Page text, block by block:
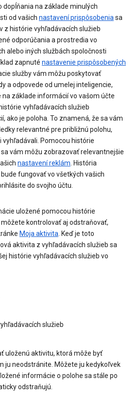
na základe minulých
od vašich nastavení prispôsobeniasa
z histórie vyhľadávacích služieb
odporúčania a prostredia vo
alebo iných službách spoločnosti
zapnuté nastavenie prispôsobených
služby vám môžu poskytovať
a odpovede od umelej inteligencie,
na základe informácií vo vašom účte
vyhľadávacích služieb
ako je poloha. To znamená, že sa vám
relevantné pre približnú polohu,
vyhľadávali. Pomocou histórie
vám môžu zobrazovať relevantnejšie
nastavení reklám. História
fungovať vo všetkých vašich
do svojho účtu.
uložené pomocou histórie
kontrolovať aj odstraňovať,
Moja aktivita. Keď je toto
aktivita z vyhľadávacích služieb sa
histórie vyhľadávacích služieb vo
služieb
uloženú aktivitu, ktorá môže byť
ju neodstránite. Môžete ju kedykoľvek
informácie o polohe sa stále po
odstraňujú.